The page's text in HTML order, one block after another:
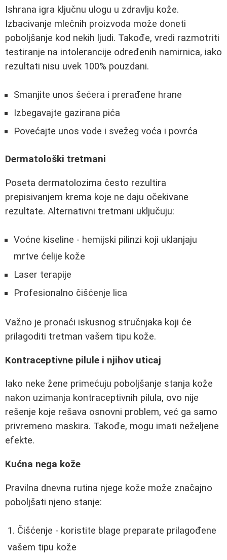
Ishrana igra ključnu ulogu u zdravlju kože.
Izbacivanje mlečnih proizvoda može doneti
poboljšanje kod nekih ljudi. Takođe, vredi razmotriti
testiranje na intolerancije određenih namirnica, iako
rezultati nisu uvek 100% pouzdani.
Smanjite unos šećera i prerađene hrane
Izbegavajte gazirana pića
Povećajte unos vode i svežeg voća i povrća
Dermatološki tretmani
Poseta dermatolozima često rezultira
prepisivanjem krema koje ne daju očekivane
rezultate. Alternativni tretmani uključuju:
Voćne kiseline - hemijski pilinzi koji uklanjaju
mrtve ćelije kože
Laser terapije
Profesionalno čišćenje lica
Važno je pronaći iskusnog stručnjaka koji će
prilagoditi tretman vašem tipu kože.
Kontraceptivne pilule i njihov uticaj
Iako neke žene primećuju poboljšanje stanja kože
nakon uzimanja kontraceptivnih pilula, ovo nije
rešenje koje rešava osnovni problem, već ga samo
privremeno maskira. Takođe, mogu imati neželjene
efekte.
Kućna nega kože
Pravilna dnevna rutina njege kože može značajno
poboljšati njeno stanje:
Čišćenje - koristite blage preparate prilagođene
vašem tipu kože